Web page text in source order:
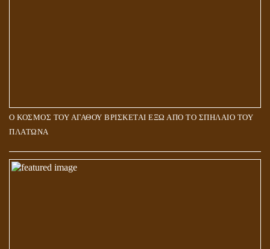
Ο ΚΟΣΜΟΣ ΤΟΥ ΑΓΑΘΟΥ ΒΡΙΣΚΕΤΑΙ ΕΞΩ ΑΠΟ ΤΟ ΣΠΗΛΑΙΟ ΤΟΥ
ΠΛΑΤΩΝΑ